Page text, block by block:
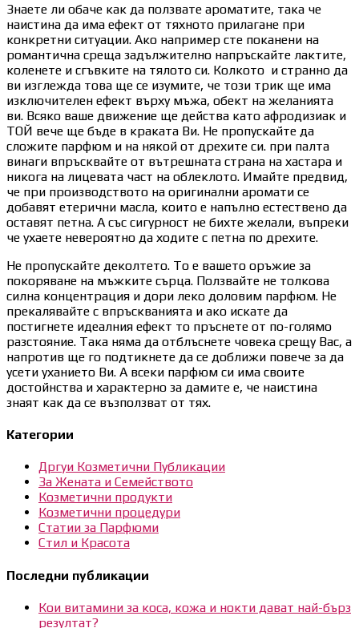
Знаете ли обаче как да ползвате ароматите, така че
наистина да има ефект от тяхното прилагане при
конкретни ситуации. Ако например сте поканени на
романтична среща задължително напръскайте лактите,
коленете и сгъвките на тялото си. Колкото и странно да
ви изглежда това ще се изумите, че този трик ще има
изключителен ефект върху мъжа, обект на желанията
ви. Всяко ваше движение ще действа като афродизиак и
ТОЙ вече ще бъде в краката Ви. Не пропускайте да
сложите парфюм и на някой от дрехите си. при палта
винаги впръсквайте от вътрешната страна на хастара и
никога на лицевата част на облеклото. Имайте предвид,
че при производството на оригинални аромати се
добавят етерични масла, които е напълно естествено да
оставят петна. А със сигурност не бихте желали, въпреки
че ухаете невероятно да ходите с петна по дрехите.
Не пропускайте деколтето. То е вашето оръжие за
покоряване на мъжките сърца. Ползвайте не толкова
силна концентрация и дори леко доловим парфюм. Не
прекалявайте с впръскванията и ако искате да
постигнете идеалния ефект то пръснете от по-голямо
разстояние. Така няма да отблъснете човека срещу Вас, а
напротив ще го подтикнете да се доближи повече за да
усети уханието Ви. А всеки парфюм си има своите
достойнства и характерно за дамите е, че наистина
знаят как да се възползват от тях.
Категории
Дргуи Козметични Публикации
За Жената и Семейството
Козметични продукти
Козметични процедури
Статии за Парфюми
Стил и Красота
Последни публикации
Кои витамини за коса, кожа и нокти дават най-бърз
резултат?